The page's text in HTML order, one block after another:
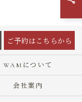
ご予約はこちらから
WAMについて
会社案内